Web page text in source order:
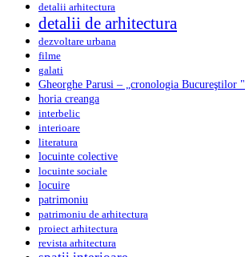
detalii arhitectura
detalii de arhitectura
dezvoltare urbana
filme
galati
Gheorghe Parusi – „cronologia Bucureştilor "
horia creanga
interbelic
interioare
literatura
locuinte colective
locuinte sociale
locuire
patrimoniu
patrimoniu de arhitectura
proiect arhitectura
revista arhitectura